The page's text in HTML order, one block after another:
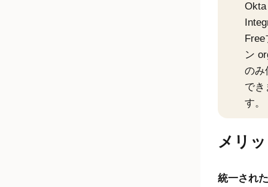
Okta
Free
ン
のみ
でき
す。
メリ
統一され